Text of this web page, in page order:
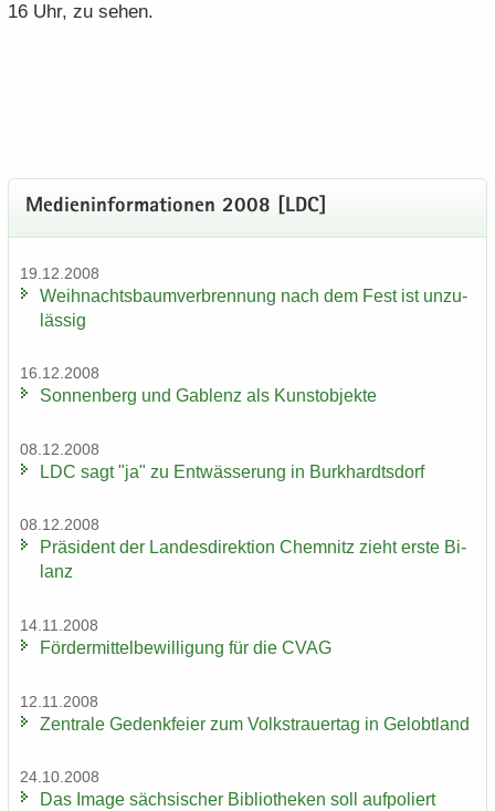
16 Uhr, zu sehen.
Me­di­en­in­for­ma­tio­nen 2008 [LDC]
19.12.2008
Weih­nachts­baum­ver­bren­nung nach dem Fest ist un­zu­
läs­sig
16.12.2008
Son­nen­berg und Gab­lenz als Kunst­ob­jek­te
08.12.2008
LDC sagt "ja" zu Ent­wäs­se­rung in Burk­hardts­dorf
08.12.2008
Prä­si­dent der Lan­des­di­rek­ti­on Chem­nitz zieht erste Bi­
lanz
14.11.2008
För­der­mit­tel­be­wil­li­gung für die CVAG
12.11.2008
Zen­tra­le Ge­denk­fei­er zum Volks­trau­er­tag in Ge­lobt­land
24.10.2008
Das Image säch­si­scher Bi­blio­the­ken soll auf­po­liert